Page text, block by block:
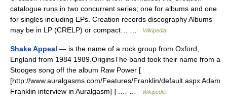
catalogue runs in two concurrent series; one for albums and one
for singles including EPs. Creation records discography Albums
may be in LP (CRELP) or compact… …
Wikipedia
Shake Appeal — is the name of a rock group from Oxford,
England from 1984 1989.OriginsThe band took their name from a
Stooges song off the album Raw Power [
[http://www.auralgasms.com/Features/Franklin/default.aspx Adam
Franklin interview in Auralgasm] ] .… …
Wikipedia